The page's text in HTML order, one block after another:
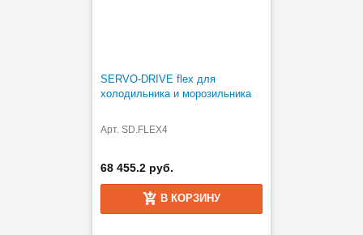
SERVO-DRIVE flex для
холодильника и морозильника
Арт. SD.FLEX4
68 455.2 руб.
В КОРЗИНУ